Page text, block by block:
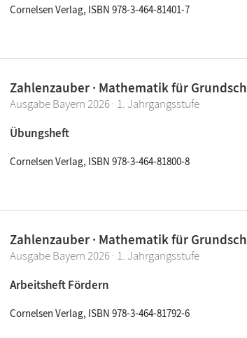
Cornelsen Verlag, ISBN 978-3-464-81401-7
Zahlenzauber · Mathematik für
Ausgabe Bayern 2026 · 1. Jahrgangsstufe
Übungsheft
Cornelsen Verlag, ISBN 978-3-464-81800-8
Zahlenzauber · Mathematik für
Ausgabe Bayern 2026 · 1. Jahrgangsstufe
Arbeitsheft Fördern
Cornelsen Verlag, ISBN 978-3-464-81792-6